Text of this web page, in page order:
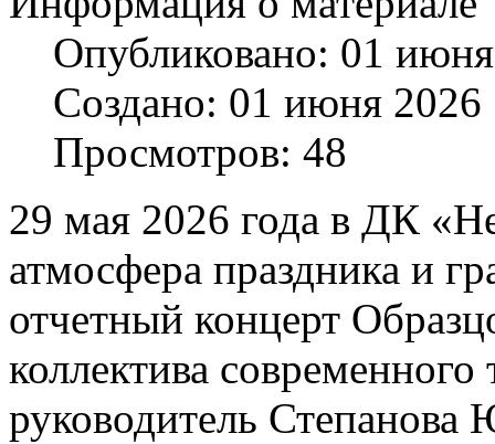
Опубликовано: 01
Создано: 01 июня 2026
Просмотров: 48
29 мая 2026 года в ДК
атмосфера праздника и
отчетный концерт
коллектива
руководитель